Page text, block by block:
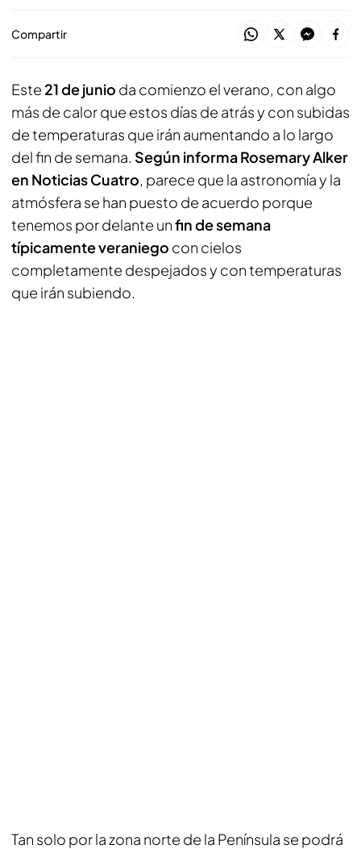
Compartir
Este 21 de junio da comienzo el verano, con algo
más de calor que estos días de atrás y con subidas
de temperaturas que irán aumentando a lo largo
del fin de semana. Según informa Rosemary Alker
en Noticias Cuatro, parece que la astronomía y la
atmósfera se han puesto de acuerdo porque
tenemos por delante unfin de semana
típicamente veraniego con cielos
completamente despejados y con temperaturas
que irán subiendo.
Tan solo por la zona norte de la Península se podrá